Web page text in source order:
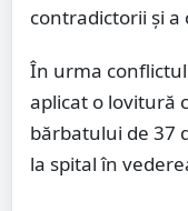
contradictorii și a
În urma
aplicat o lovitură
bărbatului de 37
la spital în